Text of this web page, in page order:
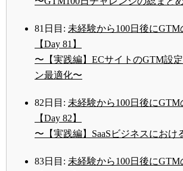
81日目: 未経験から100日後に
【Day 81】
〜【実践編】ECサイトのGTM設
ン最適化〜
82日目: 未経験から100日後に
【Day 82】
〜【実践編】SaaSビジネスにおけ
83日目: 未経験から100日後に